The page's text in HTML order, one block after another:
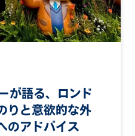
が語る、ロンド
りと意欲的な外
のアドバイス